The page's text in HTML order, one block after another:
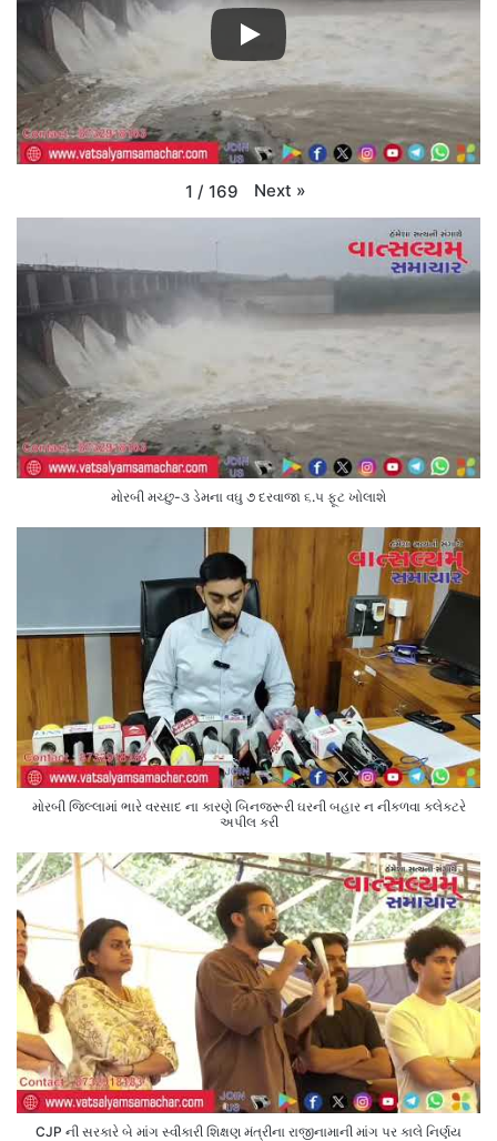
1 / 169 Next »
મોરબી મચ્છુ-૩ ડેમના વઘુ ૭ દરવાજા ૬.૫ ફૂટ ખોલાશે
મોરબી જિલ્લામાં ભારે વરસાદ ના કારણે બિનજરૂરી ઘરની બહાર ન નીકળવા કલેક્ટરે
અપીલ કરી
CJP ની સરકારે બે માંગ સ્વીકારી શિક્ષણ મંત્રીના રાજીનામાની માંગ પર કાલે નિર્ણય